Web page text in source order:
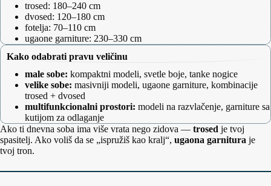
trosed: 180–240 cm
dvosed: 120–180 cm
fotelja: 70–110 cm
ugaone garniture: 230–330 cm
Kako odabrati pravu veličinu
male sobe: kompaktni modeli, svetle boje, tanke nogice
velike sobe: masivniji modeli, ugaone garniture, kombinacije
trosed + dvosed
multifunkcionalni prostori: modeli na razvlačenje, garniture sa
kutijom za odlaganje
Ako ti dnevna soba ima više vrata nego zidova — trosed je tvoj
spasitelj. Ako voliš da se „ispružiš kao kralj“, ugaona garnitura je
tvoj tron.